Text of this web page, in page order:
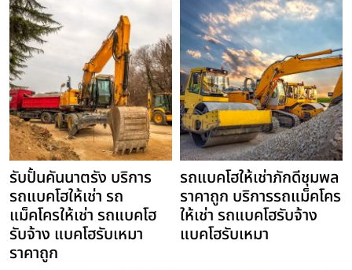
รับปั้นคันนาตรัง บริการ
รถแบคโฮให้เช่า รถ
แม็คโครให้เช่า รถแบคโฮ
รับจ้าง แบคโฮรับเหมา
ราคาถูก
รถแบคโฮให้เช่าภักดีชุมพล
ราคาถูก บริการรถแม็คโคร
ให้เช่า รถแบคโฮรับจ้าง
แบคโฮรับเหมา